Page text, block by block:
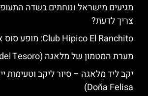
מגיעים מישראל ונוחתים בשדה
צריך לדעת?
Club Hipico El Ranchito: מופע סוס אנדלוסי ופלמנקו
מערת המטמון של מלאגה (Cueva del Tesoro)
Doña Felisa)